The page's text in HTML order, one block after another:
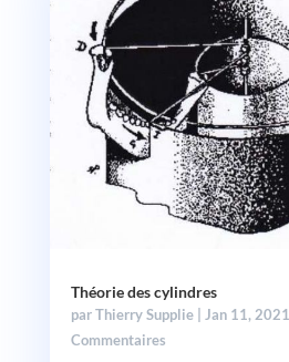
Théorie des cylindres
parThierry Supplie| Jan 11, 2021
Commentaires